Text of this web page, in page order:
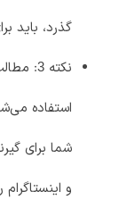
گذرد، باید
نکته 3:
استفاده
شما برای
و